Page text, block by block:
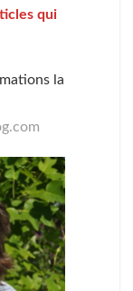
qui
la